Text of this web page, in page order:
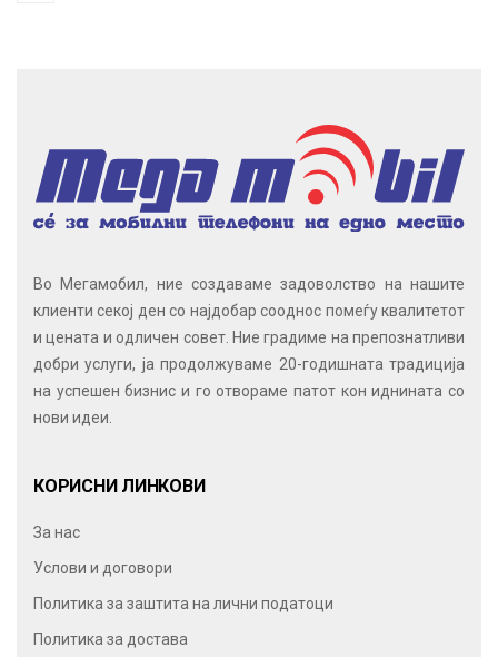
Во Мегамобил, ние создаваме задоволство на нашите
клиенти секој ден со најдобар сооднос помеѓу квалитетот
и цената и одличен совет. Ние градиме на препознатливи
добри услуги, ја продолжуваме 20-годишната традиција
на успешен бизнис и го отвораме патот кон иднината со
нови идеи.
КОРИСНИ ЛИНКОВИ
За нас
Услови и договори
Политика за заштита на лични податоци
Политика за достава